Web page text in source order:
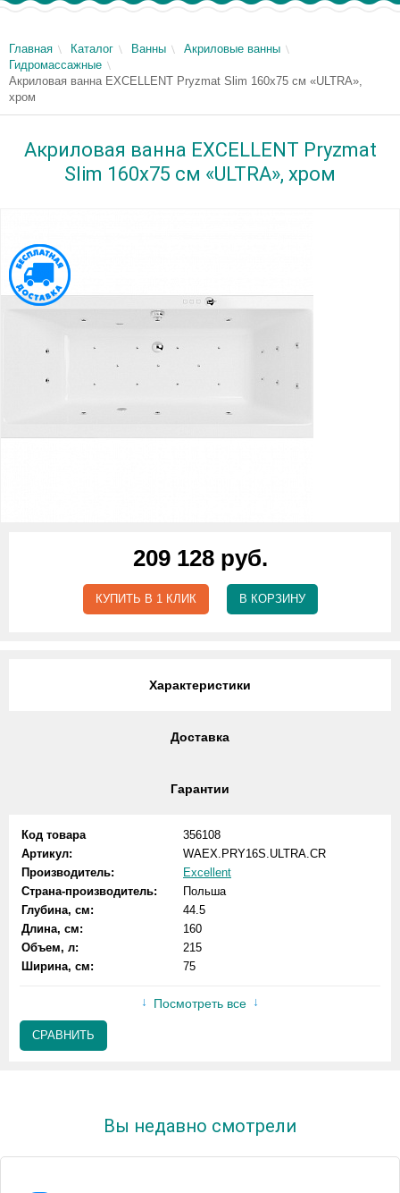
Главная Каталог Ванны
Акриловые ванны
Гидромассажные
Акриловая ванна EXCELLENT Pryzmat Slim 160x75 см «ULTRA»,
хром
Акриловая ванна EXCELLENT Pryzmat
Slim 160x75 см «ULTRA», хром
209 128 руб.
КУПИТЬ В 1 КЛИК В КОРЗИНУ
Характеристики
Доставка
Гарантии
Код товара
356108
Артикул:
WAEX.PRY16S.ULTRA.CR
Производитель:
Excellent
Страна-производитель:
Польша
Глубина, см:
44.5
Длина, см:
160
Объем, л:
215
Ширина, см:
75
Посмотреть все
СРАВНИТЬ
Вы недавно смотрели